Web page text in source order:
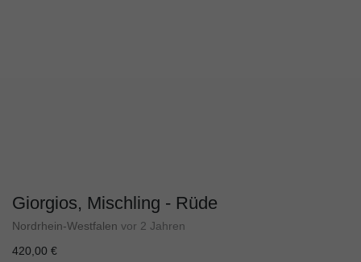
Giorgios, Mischling - Rüde
Nordrhein-Westfalen vor 2 Jahren
420,00 €